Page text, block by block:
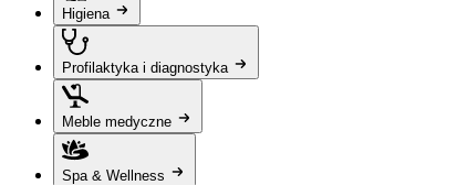
Higiena
Profilaktyka i diagnostyka
Meble medyczne
Spa & Wellness